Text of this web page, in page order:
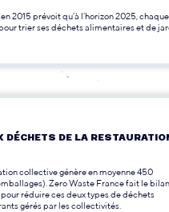
2015 prévoit qu’à l’horizon 2025, chaque
trier ses déchets alimentaires et de
DÉCHETS DE LA
collective génère en moyenne 450
Zero Waste France fait le
réduire ces deux types de déchets
gérés par les collectivités.